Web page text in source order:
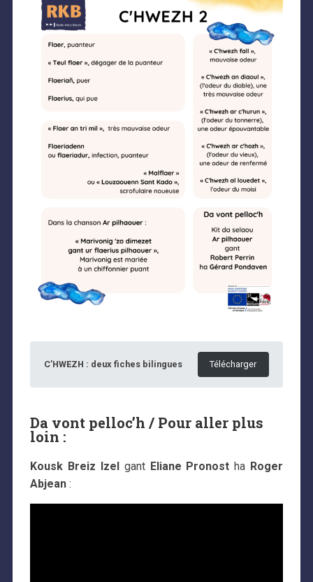
C’HWEZH : deux fiches bilingues Télécharger
Da vont pelloc’h / Pour aller plus
loin :
Kousk Breiz Izel gant Eliane Pronostha Roger
Abjean: